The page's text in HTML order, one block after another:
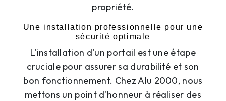
propriété.
Une installation professionnelle pour une
sécurité optimale
L'installation d'un portail est une étape
cruciale pour assurer sa durabilité et son
bon fonctionnement. Chez Alu 2000, nous
mettons un point d'honneur à réaliser des